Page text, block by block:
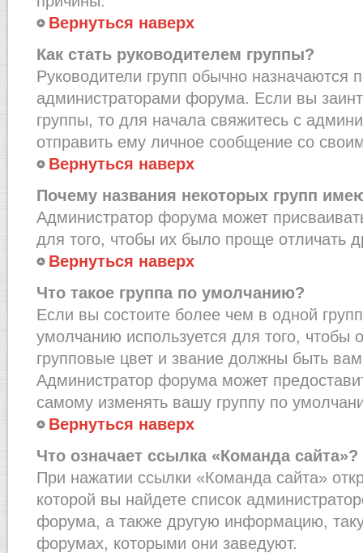
Вернуться наверх
Как стать руководителем группы?
Руководители групп обычно назначаются
администраторами форума. Если вы
группы, то для начала свяжитесь с
отправить ему личное сообщение со
Вернуться наверх
Почему названия некоторых групп
Администратор форума может
для того, чтобы их было проще отличать
Вернуться наверх
Что такое группа по умолчанию?
Если вы состоите более чем в одной
умолчанию используется для того, чтобы
групповые цвет и звание должны быть
Администратор форума может
самому изменять вашу группу по
Вернуться наверх
Что означает ссылка «Команда сайта»?
При нажатии ссылки «Команда сайта»
которой вы найдете список
форума, а также другую информацию,
форумах, которыми они заведуют.